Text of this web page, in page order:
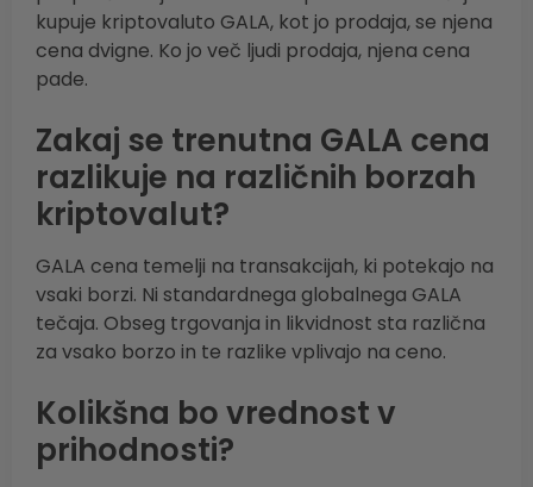
kupuje kriptovaluto GALA, kot jo prodaja, se njena
cena dvigne. Ko jo več ljudi prodaja, njena cena
pade.
Zakaj se trenutna GALA cena
razlikuje na različnih borzah
kriptovalut?
GALA cena temelji na transakcijah, ki potekajo na
vsaki borzi. Ni standardnega globalnega GALA
tečaja. Obseg trgovanja in likvidnost sta različna
za vsako borzo in te razlike vplivajo na ceno.
Kolikšna bo vrednost v
prihodnosti?